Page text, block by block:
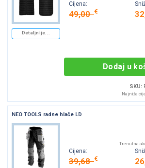
Detaljnije...
Cijena:
49,00€
Dodaj u
SKU:
Najniža
NEO TOOLS radne hlače LD
Trenutna
Cijena:
39,68€